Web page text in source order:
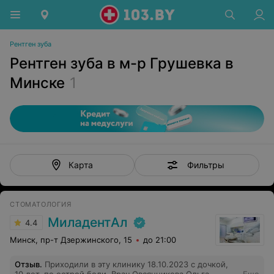
Рентген зуба
Рентген зуба в м-р Грушевка в
Минске 1
Карта Фильтры
СТОМАТОЛОГИЯ
4.4 МиладентАл
Минск, пр-т Дзержинского, 15 до 21:00
Отзыв. Приходили в эту клинику 18.10.2023 с дочкой,